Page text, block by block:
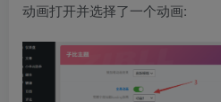
动画打开并选择了一个动画: